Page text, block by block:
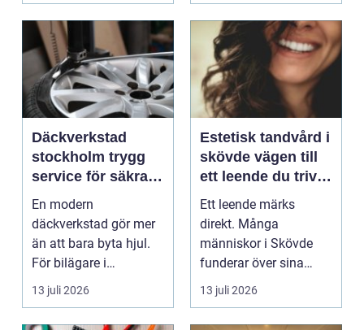
Däckverkstad
stockholm trygg
service för säkra
mil året runt
En modern
däckverkstad gör mer
än att bara byta hjul.
För bilägare i
Stockholm handlar
valet av däck...
13 juli 2026
Estetisk tandvård i
skövde vägen till
ett leende du trivs
med
Ett leende märks
direkt. Många
människor i Skövde
funderar över sina
tänder, men skjuter
upp att gör...
13 juli 2026